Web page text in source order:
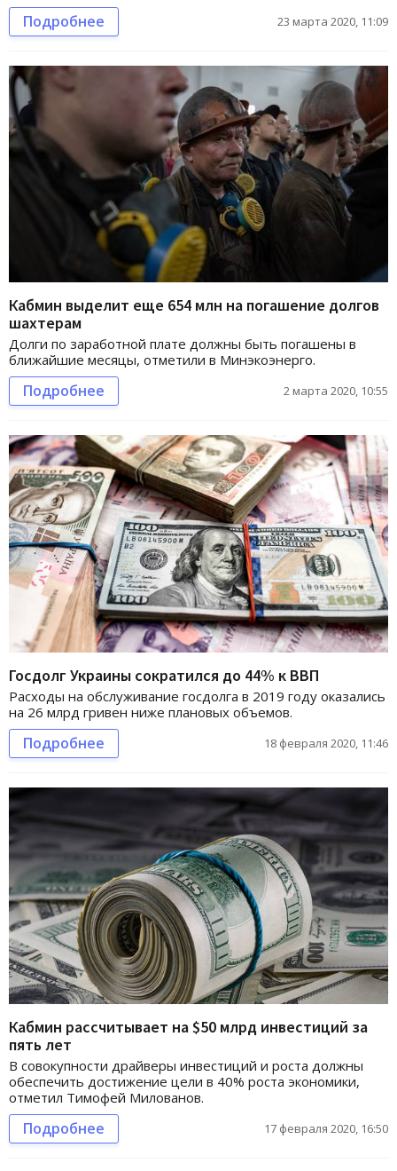
Подробнее 23 марта 2020, 11:09
Кабмин выделит еще 654 млн на погашение долгов
шахтерам
Долги по заработной плате должны быть погашены в
ближайшие месяцы, отметили в Минэкоэнерго.
Подробнее 2 марта 2020, 10:55
Госдолг Украины сократился до 44% к ВВП
Расходы на обслуживание госдолга в 2019 году оказались
на 26 млрд гривен ниже плановых объемов.
Подробнее 18 февраля 2020, 11:46
Кабмин рассчитывает на $50 млрд инвестиций за
пять лет
В совокупности драйверы инвестиций и роста должны
обеспечить достижение цели в 40% роста экономики,
отметил Тимофей Милованов.
Подробнее 17 февраля 2020, 16:50